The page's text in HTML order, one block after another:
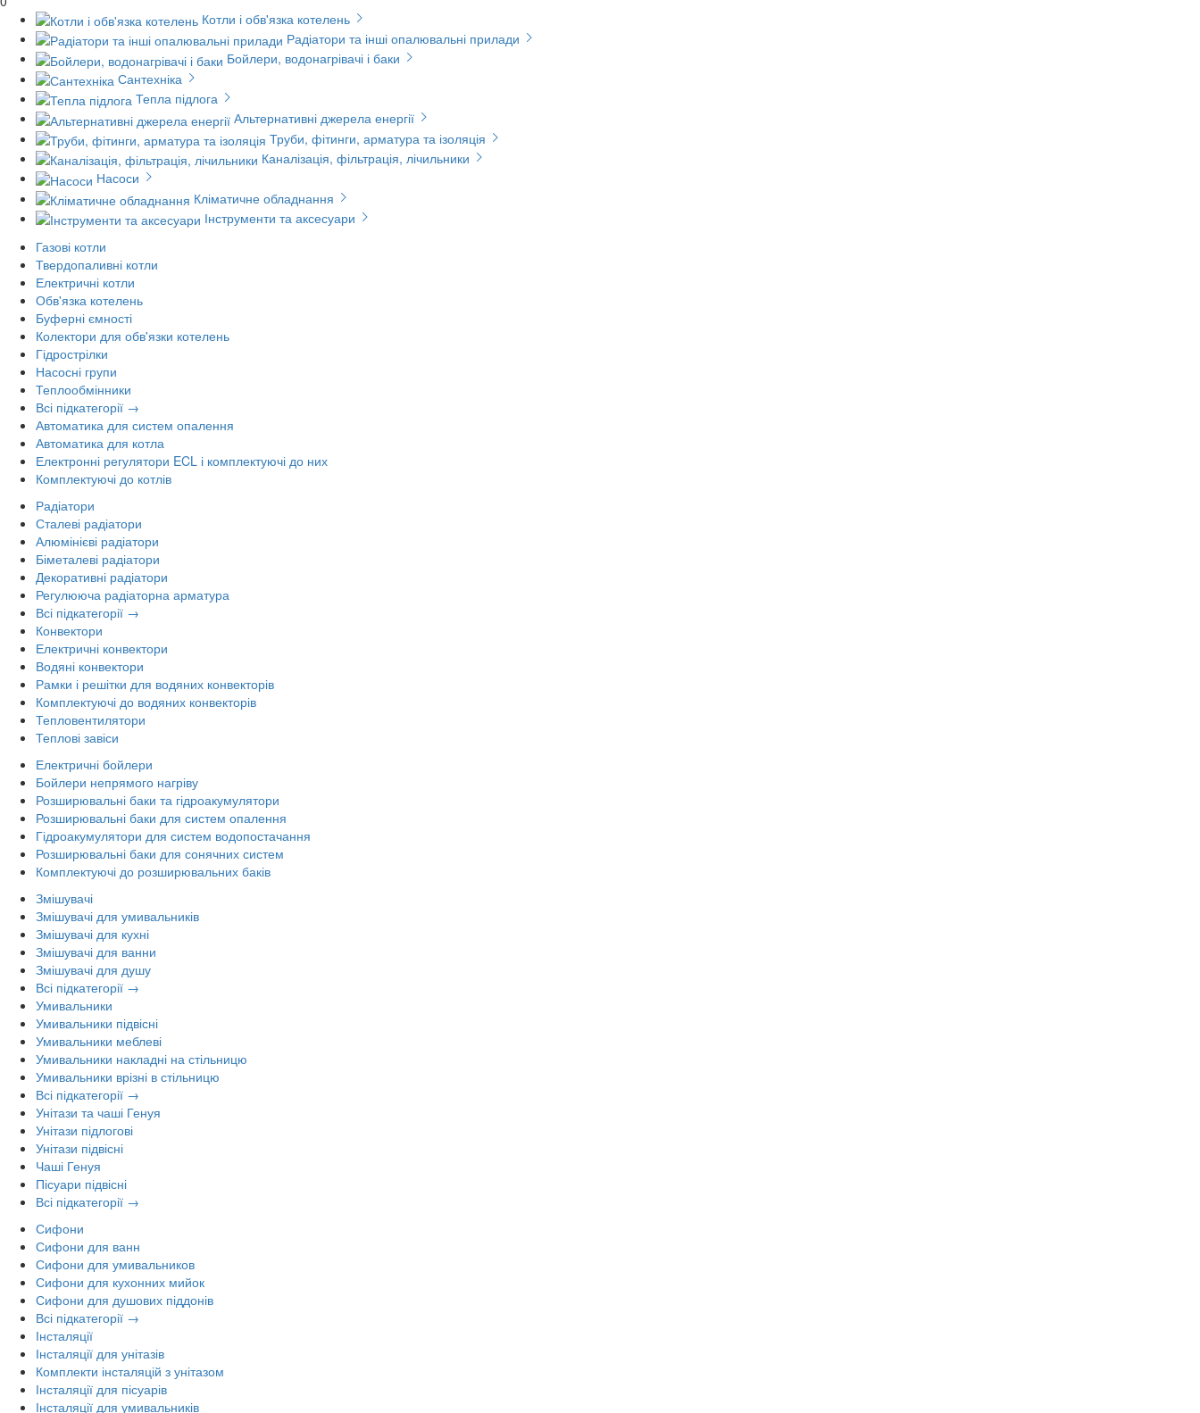
Котли і обв'язка котелень
Радіатори та інші опалювальні прилади
Бойлери, водонагрівачі і баки
Сантехніка
Тепла підлога
Альтернативні джерела енергії
Труби, фітинги, арматура та ізоляція
Каналізація, фільтрація, лічильники
Насоси
Кліматичне обладнання
Інструменти та аксесуари
Газові котли
Твердопаливні котли
Електричні котли
Обв'язка котелень
Буферні ємності
Колектори для обв'язки котелень
Гідрострілки
Насосні групи
Теплообмінники
Всі підкатегорії →
Автоматика для систем опалення
Автоматика для котла
Електронні регулятори ECL і комплектуючі до них
Комплектуючі до котлів
Радіатори
Сталеві радіатори
Алюмінієві радіатори
Біметалеві радіатори
Декоративні радіатори
Регулююча радіаторна арматура
Всі підкатегорії →
Конвектори
Електричні конвектори
Водяні конвектори
Рамки і решітки для водяних конвекторів
Комплектуючі до водяних конвекторів
Тепловентилятори
Теплові завіси
Електричні бойлери
Бойлери непрямого нагріву
Розширювальні баки та гідроакумулятори
Розширювальні баки для систем опалення
Гідроакумулятори для систем водопостачання
Розширювальні баки для сонячних систем
Комплектуючі до розширювальних баків
Змішувачі
Змішувачі для умивальників
Змішувачі для кухні
Змішувачі для ванни
Змішувачі для душу
Всі підкатегорії →
Умивальники
Умивальники підвісні
Умивальники меблеві
Умивальники накладні на стільницю
Умивальники врізні в стільницю
Всі підкатегорії →
Унітази та чаші Генуя
Унітази підлогові
Унітази підвісні
Чаші Генуя
Пісуари підвісні
Всі підкатегорії →
Сифони
Сифони для ванн
Сифони для умивальников
Сифони для кухонних мийок
Сифони для душових піддонів
Всі підкатегорії →
Інсталяції
Інсталяції для унітазів
Комплекти інсталяцій з унітазом
Інсталяції для пісуарів
Інсталяції для умивальників